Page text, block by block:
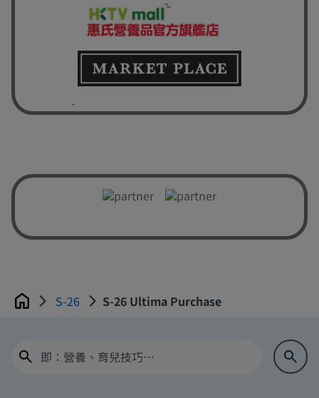
Home S-26 S-26 Ultima Purchase